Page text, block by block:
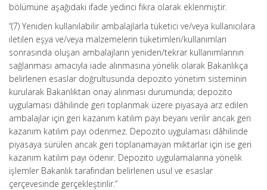
bölümüne aşağıdaki ifade yedinci fıkra olarak eklenmiştir.
“(7) Yeniden kullanılabilir ambalajlarla tüketici ve/veya kullanıcılara
iletilen eşya ve/veya malzemelerin tüketimleri/kullanımları
sonrasında oluşan ambalajların yeniden/tekrar kullanımlarının
sağlanması amacıyla iade alınmasına yönelik olarak Bakanlıkça
belirlenen esaslar doğrultusunda depozito yönetim sisteminin
kurularak Bakanlıktan onay alınması durumunda; depozito
uygulaması dâhilinde geri toplanmak üzere piyasaya arz edilen
ambalajlar için geri kazanım katılım payı beyanı verilir ancak geri
kazanım katılım payı ödenmez. Depozito uygulaması dâhilinde
piyasaya sürülen ancak geri toplanamayan miktarlar için ise geri
kazanım katılım payı ödenir. Depozito uygulamalarına yönelik
işlemler Bakanlık tarafından belirlenen usul ve esaslar
çerçevesinde gerçekleştirilir.”